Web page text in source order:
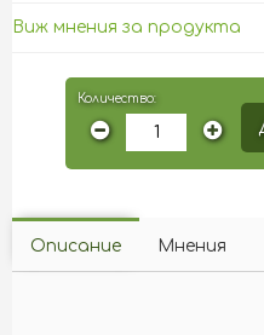
Виж мнения за продукта
Количество:
Описание Мнения